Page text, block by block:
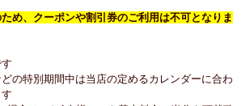
め、クーポンや割引券のご利用は不可となりま
の特別期間中は当店の定めるカレンダーに合わ